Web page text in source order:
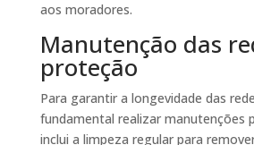
aos moradores.
Manutenção das
proteção
Para garantir a longevidade das
fundamental realizar manutenções
inclui a limpeza regular para